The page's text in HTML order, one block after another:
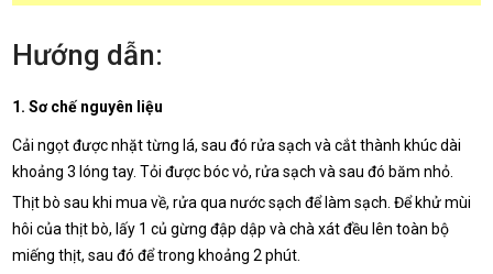
Hướng dẫn:
1. Sơ chế nguyên liệu
Cải ngọt được nhặt từng lá, sau đó rửa sạch và cắt thành khúc dài
khoảng 3 lóng tay. Tỏi được bóc vỏ, rửa sạch và sau đó băm nhỏ.
Thịt bò sau khi mua về, rửa qua nước sạch để làm sạch. Để khử mùi
hôi của thịt bò, lấy 1 củ gừng đập dập và chà xát đều lên toàn bộ
miếng thịt, sau đó để trong khoảng 2 phút.